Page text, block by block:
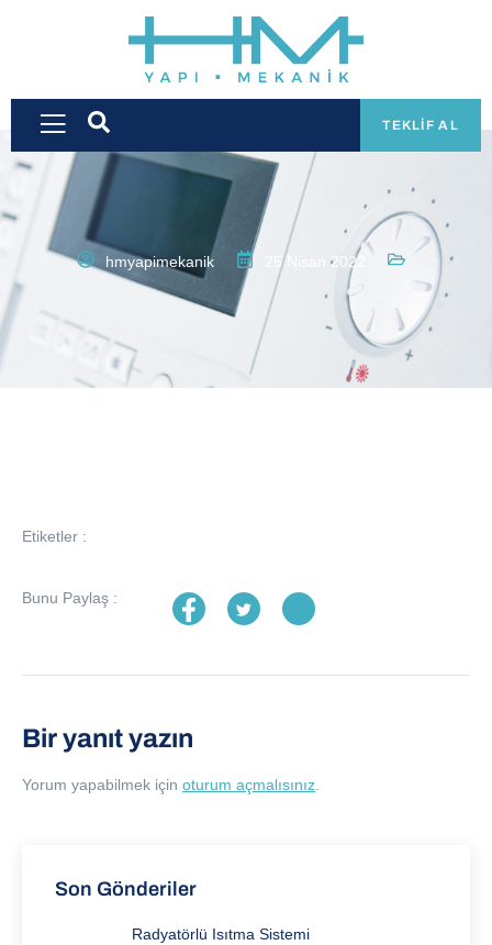
TEKLIF AL
hmyapimekanik 25 Nisan 2022
Etiketler :
Bunu Paylaş :
Bir yanıt yazın
Yorum yapabilmek için oturum açmalısınız
Son Gönderiler
Radyatörlü Isıtma Sistemi